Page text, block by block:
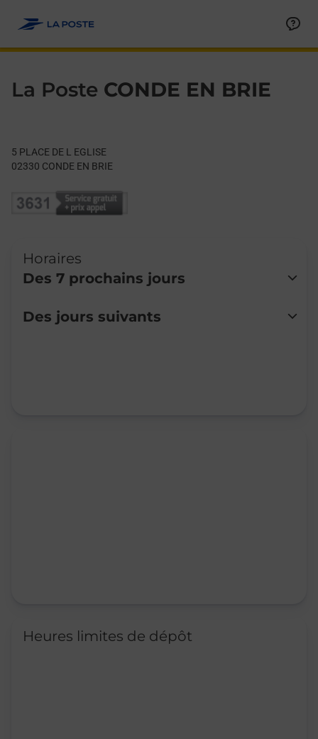
La Poste CONDE EN BRIE
5 PLACE DE L EGLISE
02330 CONDE EN BRIE
Horaires
Des 7 prochains jours
Lundi
Fermé
Des jours suivants
Heures limites de dépôt